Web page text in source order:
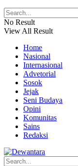
No Result
View All Result
Home
Nasional
Internasional
Advetorial
Sosok
Jejak
Seni Budaya
Opini
Komunitas
Sains
Redaksi